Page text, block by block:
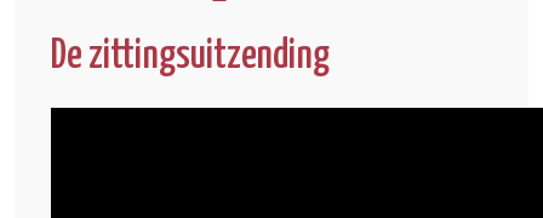
De zittingsuitzending